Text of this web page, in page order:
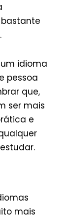
idioma
pessoa
que,
ser mais
e
mais